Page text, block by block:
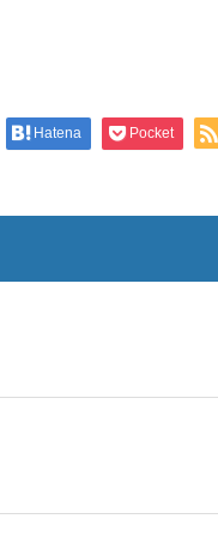
Hatena Pocket